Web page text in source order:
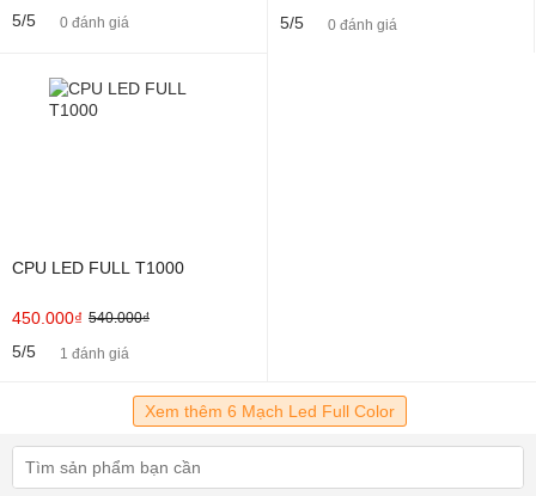
5/5
0 đánh giá 5/5 0 đánh giá
CPU LED FULL T1000
450.000₫ 540.000₫
5/5 1 đánh giá
Xem thêm 6 Mạch Led Full Color